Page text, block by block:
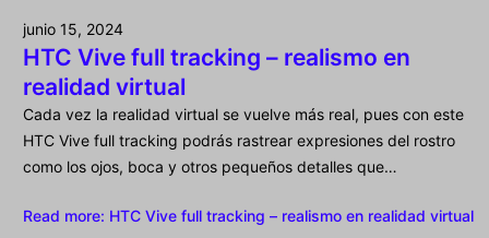
junio 15, 2024
HTC Vive full tracking – realismo en
realidad virtual
Cada vez la realidad virtual se vuelve más real, pues con este
HTC Vive full tracking podrás rastrear expresiones del rostro
como los ojos, boca y otros pequeños detalles que…
Read more: HTC Vive full tracking – realismo en realidad virtual